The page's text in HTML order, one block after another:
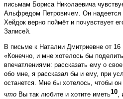
письмам Бориса Николаевича
Альфредом Петровичем. Он надеется
Хейдок верно поймёт и почувствует
Записей.
В письме к Наталии Дмитриевне от
«Конечно, и мне хотелось бы
впечатлениями: рассказать ему о
обо мне, я рассказал бы и ему, при
останется. Мне бы хотелось, чтобы
что Вы так любите и хотите иметь10,